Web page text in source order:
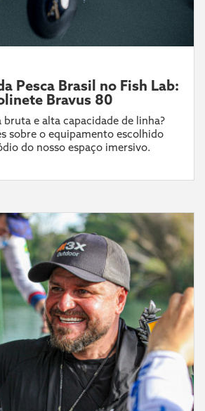
Pesca Brasil no Fish Lab:
Bravus 80
e alta capacidade de linha?
sobre o equipamento escolhido
do nosso espaço imersivo.